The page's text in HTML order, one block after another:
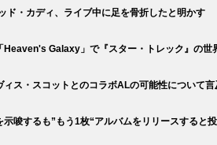
ド・カディ、ライブ中に足を骨折したと明かす
Heaven's Galaxy」で『スター・トレック』の世
ィス・スコットとのコラボALの可能性について言
唆するも”もう1枚“アルバムをリリースすると